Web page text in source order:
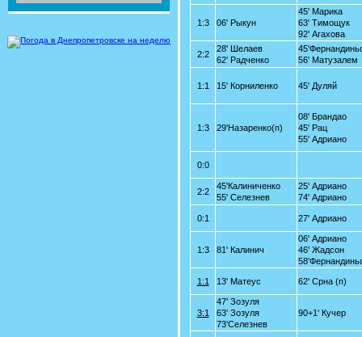
1:3 06' Рыкун
45' Марика
63' Тимощук
92' Агахова
2:2
28' Шелаев
62' Радченко
56' Матузалем
1:1 15' Корниленко 45' Дуляй
1:3 29'Назаренко(п)
08' Брандао
45' Рац
55' Адриано
0:0
2:2
45'Калиниченко
55' Селезнев
25' Адриано
74' Адриано
0:1 27' Адриано
1:3 81' Калинич
06' Адриано
46' Жадсон
1:1 13' Матеус 62' Срна (п)
3:1
47' Зозуля
63' Зозуля
73'Селезнев
90+1' Кучер